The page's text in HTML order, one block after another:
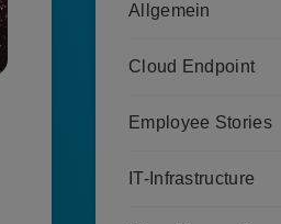
Allgemein
Cloud Endpoint
Employee Stories
IT-Infrastructure